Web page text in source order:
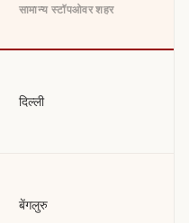
सामान्य स्टॉपओवर शहर
दिल्ली
बेंगलुरु